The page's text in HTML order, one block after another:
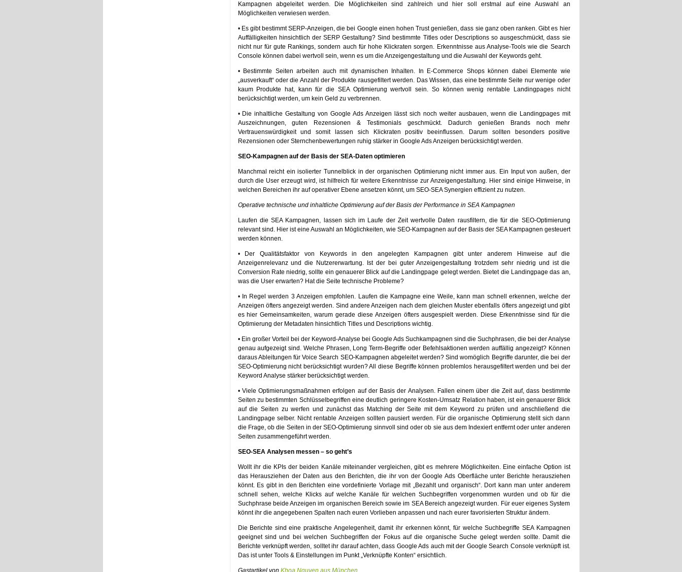
Kampagnen abgeleitet werden. Die Möglichkeiten sind zahlreich und hier soll erstmal auf eine Auswahl an
Möglichkeiten verwiesen werden.
• Es gibt bestimmt SERP-Anzeigen, die bei Google einen hohen Trust genießen, dass sie ganz oben ranken. Gibt es hier
Auffälligkeiten hinsichtlich der SERP Gestaltung? Sind bestimmte Titles oder Descriptions so ausgeschmückt, dass sie
nicht nur für gute Rankings, sondern auch für hohe Klickraten sorgen. Erkenntnisse aus Analyse-Tools wie die Search
Console können dabei wertvoll sein, wenn es um die Anzeigengestaltung und die Auswahl der Keywords geht.
• Bestimmte Seiten arbeiten auch mit dynamischen Inhalten. In E-Commerce Shops können dabei Elemente wie
„ausverkauft“ oder die Anzahl der Produkte rausgefiltert werden. Das Wissen, das eine bestimmte Seite nur wenige oder
kaum Produkte hat, kann für die SEA Optimierung wertvoll sein. So können wenig rentable Landingpages nicht
berücksichtigt werden, um kein Geld zu verbrennen.
• Die inhaltliche Gestaltung von Google Ads Anzeigen lässt sich noch weiter ausbauen, wenn die Landingpages mit
Auszeichnungen, guten Rezensionen & Testimonials geschmückt. Dadurch genießen Brands noch mehr
Vertrauenswürdigkeit und somit lassen sich Klickraten positiv beeinflussen. Darum sollten besonders positive
Rezensionen oder Sternchenbewertungen ruhig stärker in Google Ads Anzeigen berücksichtigt werden.
SEO-Kampagnen auf der Basis der SEA-Daten optimieren
Manchmal reicht ein isolierter Tunnelblick in der organischen Optimierung nicht immer aus. Ein Input von außen, der
durch die User erzeugt wird, ist hilfreich für weitere Erkenntnisse zur Anzeigengestaltung. Hier sind einige Hinweise, in
welchen Bereichen ihr auf operativer Ebene ansetzen könnt, um SEO-SEA Synergien effizient zu nutzen.
Operative technische und inhaltliche Optimierung auf der Basis der Performance in SEA Kampagnen
Laufen die SEA Kampagnen, lassen sich im Laufe der Zeit wertvolle Daten rausfiltern, die für die SEO-Optimierung
relevant sind. Hier ist eine Auswahl an Möglichkeiten, wie SEO-Kampagnen auf der Basis der SEA Kampagnen gesteuert
werden können.
• Der Qualitätsfaktor von Keywords in den angelegten Kampagnen gibt unter anderem Hinweise auf die
Anzeigenrelevanz und die Nutzererwartung. Ist der bei guter Anzeigengestaltung trotzdem sehr niedrig und ist die
Conversion Rate niedrig, sollte ein genauerer Blick auf die Landingpage gelegt werden. Bietet die Landingpage das an,
was die User erwarten? Hat die Seite technische Probleme?
• In Regel werden 3 Anzeigen empfohlen. Laufen die Kampagne eine Weile, kann man schnell erkennen, welche der
Anzeigen öfters angezeigt werden. Sind andere Anzeigen nach dem gleichen Muster ebenfalls öfters angezeigt und gibt
es hier Gemeinsamkeiten, warum gerade diese Anzeigen öfters ausgespielt werden. Diese Erkenntnisse sind für die
Optimierung der Metadaten hinsichtlich Titles und Descriptions wichtig.
• Ein großer Vorteil bei der Keyword-Analyse bei Google Ads Suchkampagnen sind die Suchphrasen, die bei der Analyse
genau aufgezeigt sind. Welche Phrasen, Long Term-Begriffe oder Befehlsaktionen werden auffällig angezeigt? Können
daraus Ableitungen für Voice Search SEO-Kampagnen abgeleitet werden? Sind womöglich Begriffe darunter, die bei der
SEO-Optimierung nicht berücksichtigt wurden? All diese Begriffe können problemlos herausgefiltert werden und bei der
Keyword Analyse stärker berücksichtigt werden.
• Viele Optimierungsmaßnahmen erfolgen auf der Basis der Analysen. Fallen einem über die Zeit auf, dass bestimmte
Seiten zu bestimmten Schlüsselbegriffen eine deutlich geringere Kosten-Umsatz Relation haben, ist ein genauerer Blick
auf die Seiten zu werfen und zunächst das Matching der Seite mit dem Keyword zu prüfen und anschließend die
Landingpage selber. Nicht rentable Anzeigen sollten pausiert werden. Für die organische Optimierung stellt sich dann
die Frage, ob die Seiten in der SEO-Optimierung sinnvoll sind oder ob sie aus dem Indexiert entfernt oder unter anderen
Seiten zusammengeführt werden.
SEO-SEA Analysen messen – so geht’s
Wollt ihr die KPIs der beiden Kanäle miteinander vergleichen, gibt es mehrere Möglichkeiten. Eine einfache Option ist
das Herausziehen der Daten aus den Berichten, die ihr von der Google Ads Oberfläche unter Berichte herausziehen
könnt. Es gibt in den Berichten eine vordefinierte Vorlage mit „Bezahlt und organisch“. Dort kann man unter anderem
schnell sehen, welche Klicks auf welche Kanäle für welchen Suchbegriffen vorgenommen wurden und ob für die
Suchphrase beide Anzeigen im organischen Bereich sowie im SEA Bereich angezeigt wurden. Für euer eigenes System
könnt ihr die angegebenen Spalten nach euren Vorlieben anpassen und nach eurer favorisierten Struktur ändern.
Die Berichte sind eine praktische Angelegenheit, damit ihr erkennen könnt, für welche Suchbegriffe SEA Kampagnen
geeignet sind und bei welchen Suchbegriffen der Fokus auf die organische Suche gelegt werden sollte. Damit die
Berichte verknüpft werden, solltet ihr darauf achten, dass Google Ads auch mit der Google Search Console verknüpft ist.
Das ist unter Tools & Einstellungen im Punkt „Verknüpfte Konten“ ersichtlich.
Gastartikel von Khoa Nguyen aus München